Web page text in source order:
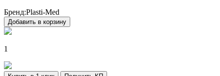
Бренд:Plasti-Med
Добавить в корзину
1